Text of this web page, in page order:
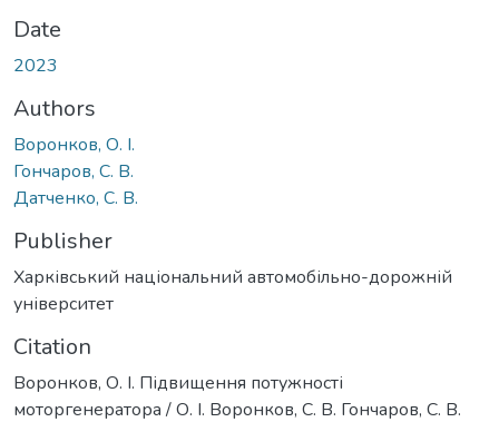
Date
2023
Authors
Воронков, О. І.
Гончаров, С. В.
Датченко, С. В.
Publisher
Харківський національний автомобільно-дорожній
університет
Citation
Воронков, О. І. Підвищення потужності
моторгенератора / О. І. Воронков, С. В. Гончаров, С. В.